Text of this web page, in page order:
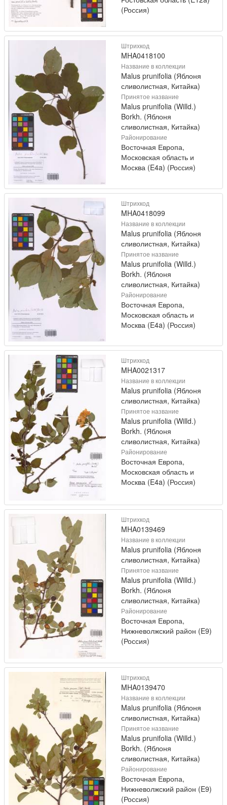
(Россия)
Штрихкод
MHA0418100
Название в коллекции
Malus prunifolia (Яблоня
сливолистная, Китайка)
Принятое название
Malus prunifolia (Willd.)
Borkh. (Яблоня
сливолистная, Китайка)
Районирование
Восточная Европа,
Московская область и
Москва (E4a) (Россия)
Штрихкод
MHA0418099
Название в коллекции
Malus prunifolia (Яблоня
сливолистная, Китайка)
Принятое название
Malus prunifolia (Willd.)
Borkh. (Яблоня
сливолистная, Китайка)
Районирование
Восточная Европа,
Московская область и
Москва (E4a) (Россия)
Штрихкод
MHA0021317
Название в коллекции
Malus prunifolia (Яблоня
сливолистная, Китайка)
Принятое название
Malus prunifolia (Willd.)
Borkh. (Яблоня
сливолистная, Китайка)
Районирование
Восточная Европа,
Московская область и
Москва (E4a) (Россия)
Штрихкод
MHA0139469
Название в коллекции
Malus prunifolia (Яблоня
сливолистная, Китайка)
Принятое название
Malus prunifolia (Willd.)
Borkh. (Яблоня
сливолистная, Китайка)
Районирование
Восточная Европа,
Нижневолжский район (E9)
(Россия)
Штрихкод
MHA0139470
Название в коллекции
Malus prunifolia (Яблоня
сливолистная, Китайка)
Принятое название
Malus prunifolia (Willd.)
Borkh. (Яблоня
сливолистная, Китайка)
Районирование
Восточная Европа,
Нижневолжский район (E9)
(Россия)